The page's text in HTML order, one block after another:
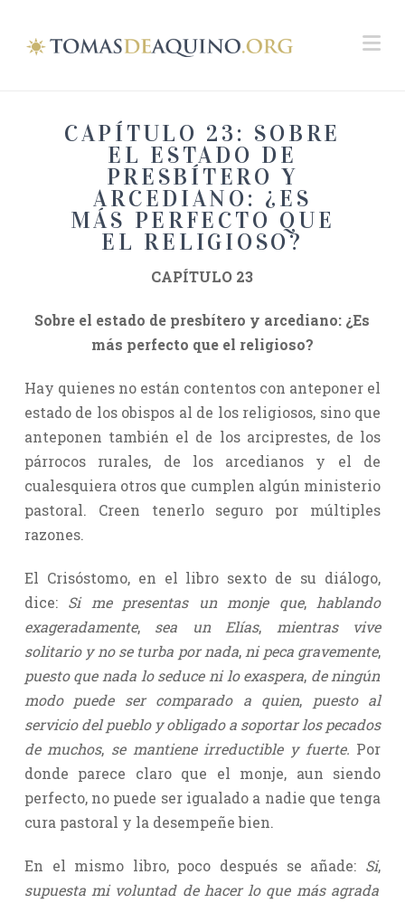
CAPÍTULO 23: SOBRE
EL ESTADO DE
PRESBÍTERO Y
ARCEDIANO: ¿ES
MÁS PERFECTO QUE
EL RELIGIOSO?
CAPÍTULO 23
Sobre el estado de presbítero y arcediano: ¿Es
más perfecto que el religioso?
Hay quienes no están contentos con anteponer el
estado de los obispos al de los religiosos, sino que
anteponen también el de los arciprestes, de los
párrocos rurales, de los arcedianos y el de
cualesquiera otros que cumplen algún ministerio
pastoral. Creen tenerlo seguro por múltiples
razones.
El Crisóstomo, en el libro sexto de su diálogo,
dice: Si me presentas un monje que,hablando
exageradamente,sea un Elías, mientras vive
solitario y no se turba por nada, ni peca gravemente,
puesto que nada lo seduce ni lo exaspera, de ningún
modo puede ser comparado a quien, puesto al
servicio del pueblo y obligado a soportar los pecados
de muchos, se mantiene irreductible y fuerte. Por
donde parece claro que el monje, aun siendo
perfecto, no puede ser igualado a nadie que tenga
cura pastoral y la desempeñe bien.
En el mismo libro, poco después se añade: Si,
supuesta mi voluntad de hacer lo que más agrada